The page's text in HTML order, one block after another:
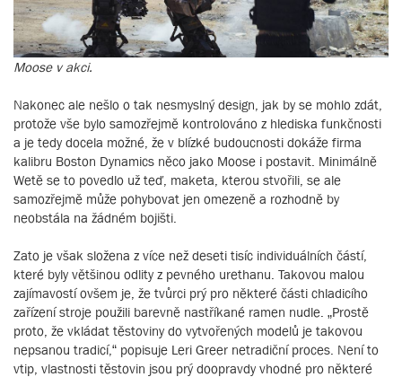
Moose v akci.
Nakonec ale nešlo o tak nesmyslný design, jak by se mohlo zdát,
protože vše bylo samozřejmě kontrolováno z hlediska funkčnosti
a je tedy docela možné, že v blízké budoucnosti dokáže firma
kalibru Boston Dynamics něco jako Moose i postavit. Minimálně
Wetě se to povedlo už teď, maketa, kterou stvořili, se ale
samozřejmě může pohybovat jen omezeně a rozhodně by
neobstála na žádném bojišti.
Zato je však složena z více než deseti tisíc individuálních částí,
které byly většinou odlity z pevného urethanu. Takovou malou
zajímavostí ovšem je, že tvůrci prý pro některé části chladicího
zařízení stroje použili barevně nastříkané ramen nudle. „Prostě
proto, že vkládat těstoviny do vytvořených modelů je takovou
nepsanou tradicí,“ popisuje Leri Greer netradiční proces. Není to
vtip, vlastnosti těstovin jsou prý doopravdy vhodné pro některé